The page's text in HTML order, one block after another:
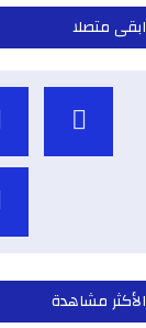
ابقى متصلا
الأكثر مشاهدة